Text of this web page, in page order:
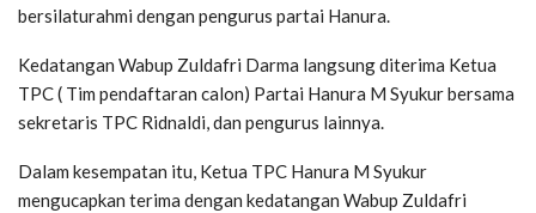
bersilaturahmi dengan pengurus partai Hanura.
Kedatangan Wabup Zuldafri Darma langsung diterima Ketua
TPC ( Tim pendaftaran calon) Partai Hanura M Syukur bersama
sekretaris TPC Ridnaldi, dan pengurus lainnya.
Dalam kesempatan itu, Ketua TPC Hanura M Syukur
mengucapkan terima dengan kedatangan Wabup Zuldafri